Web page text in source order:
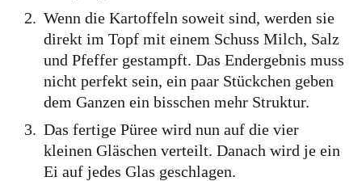
Westeuropa
Belgien
Deutschland
Frankreich
Großbritannien
Gibraltar
Wenn die Kartoffeln soweit sind, werden sie
direkt im Topf mit einem Schuss Milch, Salz
und Pfeffer gestampft. Das Endergebnis muss
nicht perfekt sein, ein paar Stückchen geben
dem Ganzen ein bisschen mehr Struktur.
Das fertige Püree wird nun auf die vier
kleinen Gläschen verteilt. Danach wird je ein
Ei auf jedes Glas geschlagen.